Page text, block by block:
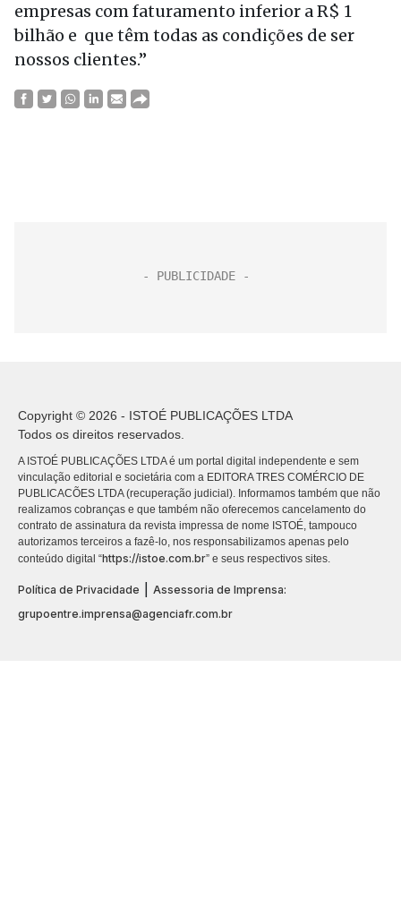
empresas com faturamento inferior a R$ 1
bilhão e que têm todas as condições de ser
nossos clientes.”
Copyright © 2026 - ISTOÉ PUBLICAÇÕES LTDA
Todos os direitos reservados.
A ISTOÉ PUBLICAÇÕES LTDA é um portal digital independente e sem
vinculação editorial e societária com a EDITORA TRES COMÉRCIO DE
PUBLICACÕES LTDA (recuperação judicial). Informamos também que não
realizamos cobranças e que também não oferecemos cancelamento do
contrato de assinatura da revista impressa de nome ISTOÉ, tampouco
autorizamos terceiros a fazê-lo, nos responsabilizamos apenas pelo
conteúdo digital “https://istoe.com.br” e seus respectivos sites.
Política de Privacidade
Assessoria de Imprensa:
grupoentre.imprensa@agenciafr.com.br